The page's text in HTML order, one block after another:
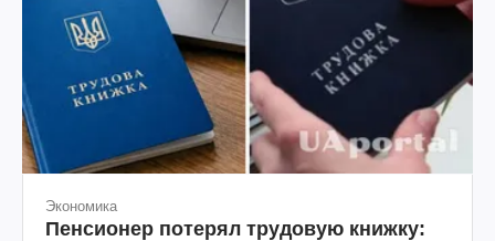
Экономика
Пенсионер потерял трудовую книжку: